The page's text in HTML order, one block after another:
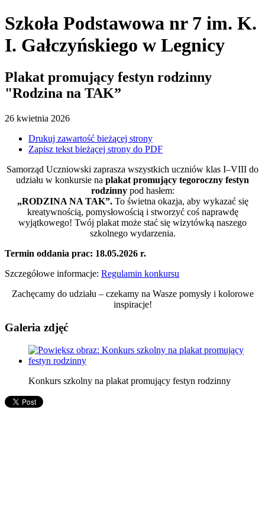
Szkoła Podstawowa nr 7 im. K.
I. Gałczyńskiego w Legnicy
Plakat promujący festyn rodzinny
"Rodzina na TAK”
26 kwietnia 2026
Drukuj zawartość bieżącej strony
Zapisz tekst bieżącej strony do PDF
Samorząd Uczniowski zaprasza wszystkich uczniów klas I–VIII do
udziału w konkursie na plakat promujący tegoroczny festyn
rodzinnypod hasłem:
„RODZINA NA TAK”. To świetna okazja, aby wykazać się
kreatywnością, pomysłowością i stworzyć coś naprawdę
wyjątkowego! Twój plakat może stać się wizytówką naszego
szkolnego wydarzenia.
Termin oddania prac: 18.05.2026 r.
Szczegółowe informacje: Regulamin konkursu
Zachęcamy do udziału – czekamy na Wasze pomysły i kolorowe
inspiracje!
Galeria zdjęć
Konkurs szkolny na plakat promujący festyn rodzinny